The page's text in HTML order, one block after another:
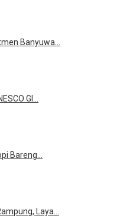
Banyuwa…
Gl…
Bareng…
Laya…